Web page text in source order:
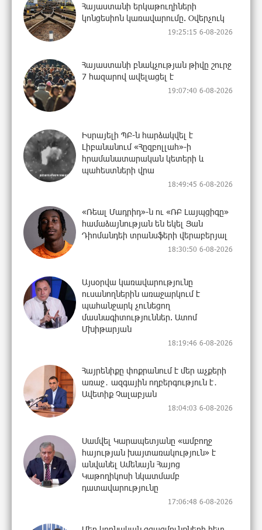
Հայաստանի երկաթուղիների
կոնցեսիոն կառավարումը. Օվերչուկ
19:25:15 6-08-2026
Հայաստանի բնակչության թիվը շուրջ
7 հազարով ավելացել է
19:07:40 6-08-2026
Իսրայելի ՊԲ-ն հարձակվել է
Լիբանանում «Հըզբոլլահ»-ի
հրամանատարական կետերի և
պահեստների վրա
18:49:45 6-08-2026
«Ռեալ Մադրիդ»-ն ու «ՌԲ Լայպցիգը»
համաձայնության են եկել Յան
Դիոմանդեի տրանսֆերի վերաբերյալ
18:30:50 6-08-2026
Այսօրվա կառավարությունը
ուսանողներին առաջարկում է
պահանջարկ չունեցող
մասնագիտություններ. Ատոմ
Մխիթարյան
18:19:46 6-08-2026
Հայրենիքը փոքրանում է մեր աչքերի
առաջ․ ազգային ողբերգություն է․
Ավետիք Չալաբյան
18:04:03 6-08-2026
Սամվել Կարապետյանը «ամբողջ
հայության խայտառակություն» է
անվանել Ամենայն Հայոց
Կաթողիկոսի նկատմամբ
դատավարությունը
17:06:48 6-08-2026